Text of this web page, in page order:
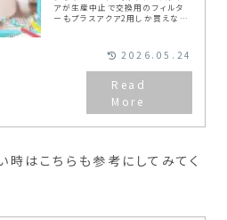
アが生産中止で交換用のフィルタ
ーもプラスアクア2用しか買えなく
く使え違いはふぃるたーの中身と、
ポンプ用のスポンジでポンプ用の
スポンジはプラスアクア用の黒い
のとプラスアクア2用の白いのが2
種類入っていました。
2026.05.24
はこちらも参考にしてみてく